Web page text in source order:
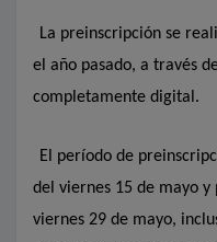
La preinscripción se
el año pasado, a través
completamente digital.
El período de
del viernes 15 de mayo
viernes 29 de mayo,